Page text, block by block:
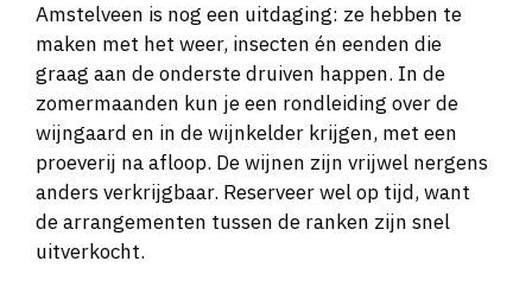
Amstelveen is nog een uitdaging: ze hebben te
maken met het weer, insecten én eenden die
graag aan de onderste druiven happen. In de
zomermaanden kun je een rondleiding over de
wijngaard en in de wijnkelder krijgen, met een
proeverij na afloop. De wijnen zijn vrijwel nergens
anders verkrijgbaar. Reserveer wel op tijd, want
de arrangementen tussen de ranken zijn snel
uitverkocht.